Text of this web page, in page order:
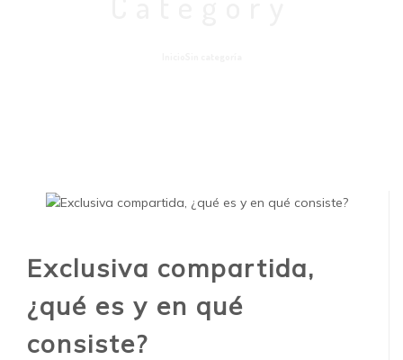
Exclusiva compartida,
¿qué es y en qué
consiste?